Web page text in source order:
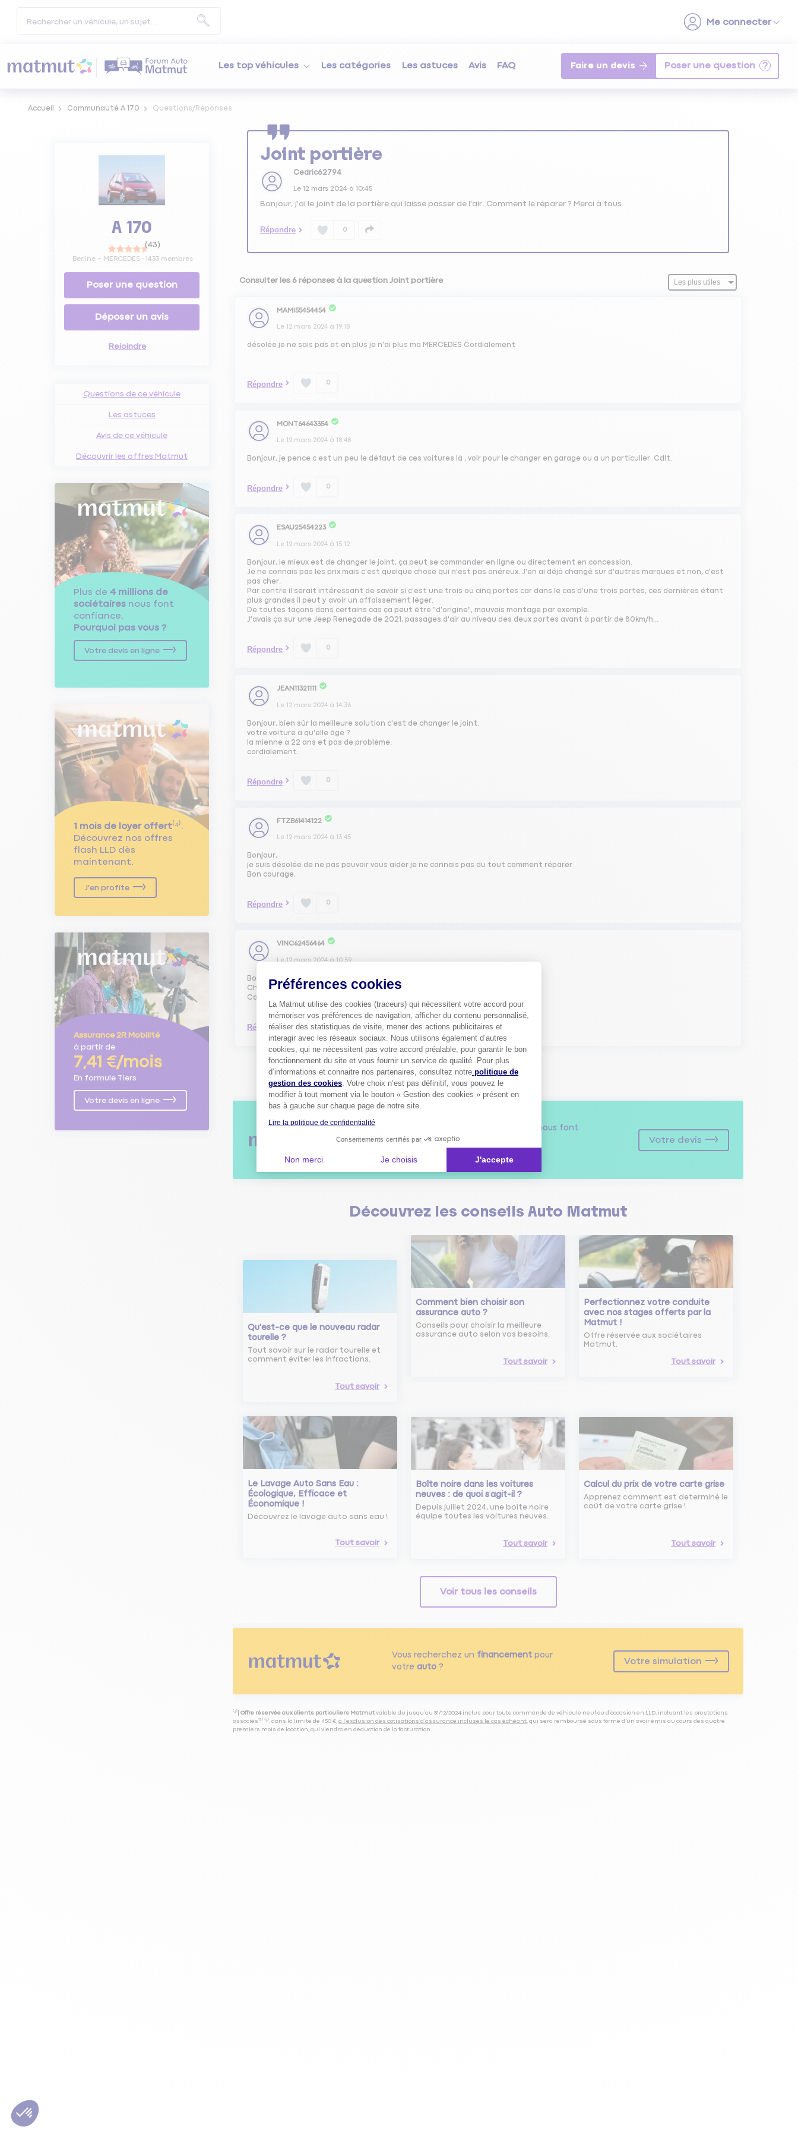
Les top véhicules Les catégories Les astuces Avis FAQ Faire un devis
Accueil Communauté A 170 Questions/Réponses
A 170
(43)
Berline MERCEDES- 1433membres
Poser une question
Déposer un avis
Rejoindre
Questions de ce véhicule
Les astuces
Avis de ce véhicule
Découvrir les offres Matmut
Plus de 4 millions de
sociétaires nous font
confiance.
Pourquoi pas vous ?
Votre devis en ligne
1 mois de loyer offert⁽⁴⁾.
Découvrez nos offres
flash LLD dès
maintenant.
J'en profite
Assurance 2R Mobilité
à partir de
7,41 €/mois
En formule Tiers
Votre devis en ligne
Joint portière
Cedric62794
Le 12 mars 2024à 10:45
Bonjour, j'ai le joint de la portière qui laisse passer de l'air. Comment le réparer ? Merci à tous.
Répondre 0
Consulter les 6 réponses à la question Joint portière
MAMI55454454
Le 12 mars 2024 à 19:18
désolée je ne sais pas et en plus je n'ai plus ma MERCEDES Cordialement
Répondre 0
MONT64643354
Le 12 mars 2024 à 18:48
Bonjour, je pence c est un peu le défaut de ces voitures là , voir pour le changer en garage ou a un particulier. Cdlt.
Répondre 0
ESAU25454223
Le 12 mars 2024 à 15:12
Bonjour, le mieux est de changer le joint, ça peut se commander en ligne ou directement en concession.
Je ne connais pas les prix mais c'est quelque chose qui n'est pas onéreux. J'en ai déjà changé sur d'autres marques et non, c'est
pas cher.
Par contre il serait intéressant de savoir si c'est une trois ou cinq portes car dans le cas d'une trois portes, ces dernières étant
plus grandes il peut y avoir un affaissement léger.
De toutes façons dans certains cas ça peut être "d'origine", mauvais montage par exemple.
J'avais ça sur une Jeep Renegade de 2021, passages d'air au niveau des deux portes avant à partir de 80km/h...
Répondre 0
JEAN11321111
Le 12 mars 2024 à 14:36
Bonjour, bien sûr la meilleure solution c'est de changer le joint.
votre voiture a qu'elle âge ?
la mienne a 22 ans et pas de problème.
cordialement.
Répondre 0
FTZB61414122
Le 12 mars 2024 à 13:45
Bonjour,
je suis désolée de ne pas pouvoir vous aider je ne connais pas du tout comment réparer
Bon courage.
Répondre 0
VINC62456464
Le 12 mars 2024 à 10:59
Bonjour,
Changer le joint peut-être,
Cordialement.
Répondre 0
1
nous font
confiance.
Votre devis
Découvrez les conseils Auto Matmut
Qu'est-ce que le nouveau radar
tourelle ?
Tout savoir sur le radar tourelle et
comment éviter les infractions.
Tout savoir
Comment bien choisir son
assurance auto ?
Conseils pour choisir la meilleure
assurance auto selon vos besoins.
Tout savoir
Perfectionnez votre conduite
avec nos stages offerts par la
Matmut !
Offre réservée aux sociétaires
Matmut.
Tout savoir
Le Lavage Auto Sans Eau :
Écologique, Efficace et
Économique !
Découvrez le lavage auto sans eau !
Tout savoir
Boîte noire dans les voitures
neuves : de quoi s’agit-il ?
Depuis juillet 2024, une boîte noire
équipe toutes les voitures neuves.
Tout savoir
Calcul du prix de votre carte grise
Apprenez comment est determiné le
coût de votre carte grise !
Tout savoir
Voir tous les conseils
Vous recherchez un financementpour
votre auto?
Votre simulation
⁽⁴⁾| Offre réservée aux clients particuliers Matmut valable du jusqu’au 31/12/2024 inclus pour toute commande de véhicule neuf ou d’occasion en LLD, incluant les prestations
associés⁽³⁾ ⁽⁵⁾, dans la limite de 450 €, à l’exclusion des cotisations d’assurance incluses le cas échéant, qui sera remboursé sous forme d’un avoir émis au cours des quatre
premiers mois de location, qui viendra en déduction de la facturation.
Préférences cookies
La Matmut utilise des cookies (traceurs) qui nécessitent votre accord pour
mémoriser vos préférences de navigation, afficher du contenu personnalisé,
réaliser des statistiques de visite, mener des actions publicitaires et
interagir avec les réseaux sociaux. Nous utilisons également d’autres
cookies, qui ne nécessitent pas votre accord préalable, pour garantir le bon
fonctionnement du site et vous fournir un service de qualité. Pour plus
d’informations et connaitre nos partenaires, consultez notre politique de
gestion des cookies. Votre choix n’est pas définitif, vous pouvez le
modifier à tout moment via le bouton « Gestion des cookies » présent en
bas à gauche sur chaque page de notre site.
Lire la politique de confidentialité
Consentements certifiés par
Non merci Je choisis J'accepte
Axeptio consent